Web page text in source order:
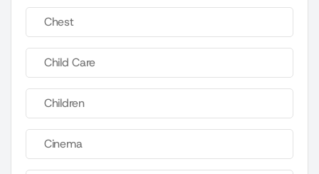
Chest
Child Care
Children
Cinema